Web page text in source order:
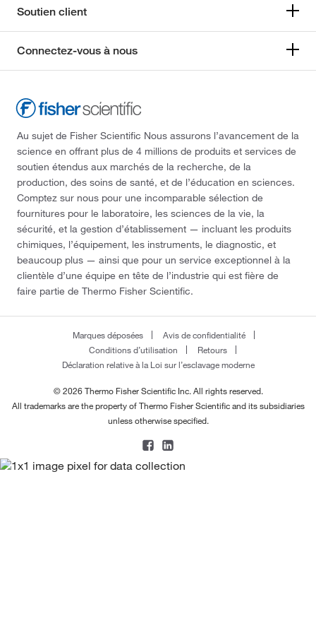
Unité d’électrophorèse verticale sur gel SE 400,
SE 600
Unité d’électrophorèse verticale sur gel SE 600
Unité d’électrophorèse verticale sur gel au format
mini SE 280 (1)
Unité verticale SE 600
(1)
Unité verticale d’électrophorèse sur gel(1)
Unité à plat standard
Unités SE660, SE600X Chroma, SE600, SE640,
SE410 et SE400(1)
Unités d’électrophorèse SE900(1)
Unités d’électrophorèse SE900-1.0 et SE900
Universel(2)
SureCast Gel Handcast Station
Séparateur(10)
Séparateur en plaques de verre encochées(3)
T-shape Spacer(4)
TEMED (1)
Tuyau de tête de pompe(1)
Verre dépoli encoché(1)
Vis(1)
Vis de serrage(1)
Vis à pince (1)
Vitre d’observation(1)
Wizard™ SV Système de nettoyage en gel et PCR
et x-tracta™ emballage extracteur de gel(1)
Électrode négative de remplacement(4)
Électrode positive de remplacement
Équipement de voyage(1)
Soutien client
Connectez-vous à nous
Au sujet de Fisher Scientific Nous assurons l’avancement de la
science en offrant plus de 4 millions de produits et services de
soutien étendus aux marchés de la recherche, de la
production, des soins de santé, et de l’éducation en sciences.
Comptez sur nous pour une incomparable sélection de
fournitures pour le laboratoire, les sciences de la vie, la
sécurité, et la gestion d’établissement — incluant les produits
chimiques, l’équipement, les instruments, le diagnostic, et
beaucoup plus — ainsi que pour un service exceptionnel à la
clientèle d’une équipe en tête de l’industrie qui est fière de
faire partie de Thermo Fisher Scientific.
Marques déposées
Avis de confidentialité
Conditions d’utilisation
Retours
Déclaration relative à la Loi sur l’esclavage moderne
© 2026 Thermo Fisher Scientific Inc. All rights reserved.
All trademarks are the property of Thermo Fisher Scientific and its subsidiaries
unless otherwise specified.